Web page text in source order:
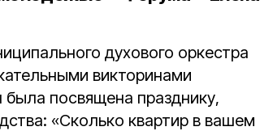
духового оркестра
викторинами
посвящена празднику,
«Сколько квартир в вашем